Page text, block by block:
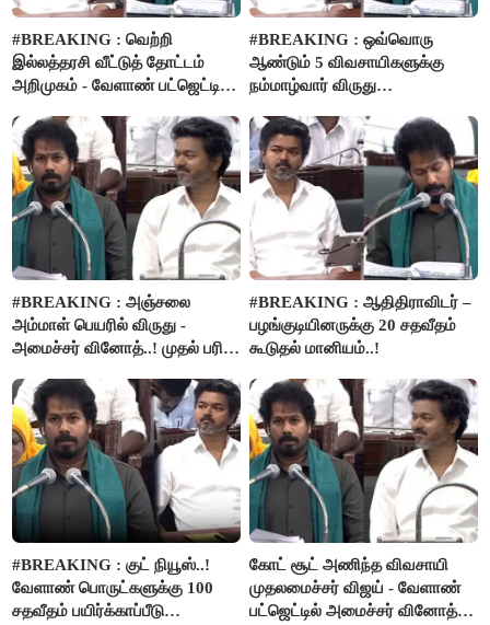
#BREAKING : வெற்றி
இல்லத்தரசி வீட்டுத் தோட்டம்
அறிமுகம் - வேளாண் பட்ஜெட்டில்
#BREAKING : ஒவ்வொரு
ஆண்டும் 5 விவசாயிகளுக்கு
நம்மாழ்வார் விருது
#BREAKING : அஞ்சலை
அம்மாள் பெயரில் விருது -
அமைச்சர் வினோத்..! முதல் பரிசு
#BREAKING : ஆதிதிராவிடர் –
பழங்குடியினருக்கு 20 சதவீதம்
கூடுதல் மானியம்..!
#BREAKING : குட் நியூஸ்..!
வேளாண் பொருட்களுக்கு 100
சதவீதம் பயிர்க்காப்பீடு
கோட் சூட் அணிந்த விவசாயி
முதலமைச்சர் விஜய் - வேளாண்
பட்ஜெட்டில் அமைச்சர் வினோத்